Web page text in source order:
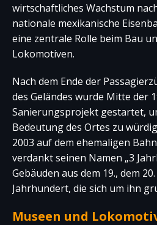
wirtschaftliches Wachstum
nationale mexikanische
eine zentrale Rolle beim Bau
Lokomotiven.
Nach dem Ende der
des Geländes wurde Mitte der
Sanierungsprojekt gestartet,
Bedeutung des Ortes zu
2003 auf dem ehemaligen
verdankt seinen Namen „3
Gebäuden aus dem 19., dem
Jahrhundert, die sich um ihn
Museen und